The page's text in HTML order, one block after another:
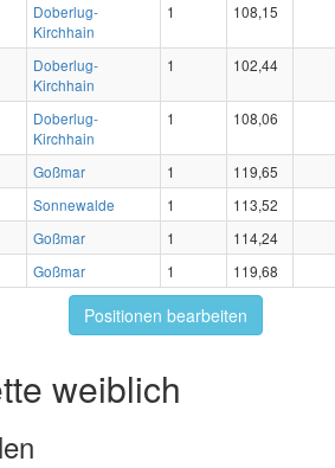
Doberlug-
Kirchhain
1 108,15
Doberlug-
Kirchhain
1 102,44
Doberlug-
Kirchhain
1 108,06
Goßmar 1
119,65
Sonnewalde 1
113,52
Goßmar 1
114,24
Goßmar 1 119,68
Positionen bearbeiten
weiblich